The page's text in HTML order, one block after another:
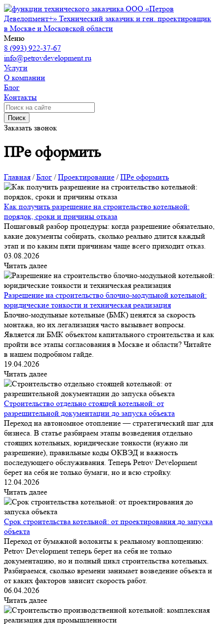
ООО «Петров
Девелопмент+» Технический заказчик и ген. проектировщик
в Москве и Московской области
Меню
8 (993) 922-37-67
info@petrovdevelopment.ru
Услуги
О компании
Блог
Контакты
Поиск
Заказать звонок
ПРе оформить
Главная /Блог /Проектирование /ПРе оформить
Как получить разрешение на строительство котельной:
порядок, сроки и причины отказа
Пошаговый разбор процедуры: когда разрешение обязательно,
какие документы собирать, сколько реально длится каждый
этап и по каким пяти причинам чаще всего приходит отказ.
03.08.2026
Читать далее
Разрешение на строительство блочно-модульной котельной:
юридические тонкости и техническая реализация
Блочно-модульные котельные (БМК) ценятся за скорость
монтажа, но их легализация часто вызывает вопросы.
Является ли БМК объектом капитального строительства и как
пройти все этапы согласования в Москве и области? Читайте
в нашем подробном гайде.
19.04.2026
Читать далее
Строительство отдельно стоящей котельной: от
разрешительной документации до запуска объекта
Переход на автономное отопление — стратегический шаг для
бизнеса. В статье разбираем этапы возведения отдельно
стоящих котельных, юридические тонкости (нужно ли
разрешение), правильные коды ОКВЭД и важность
последующего обслуживания. Теперь Petrov Development
берет на себя не только бумаги, но и всю стройку.
12.04.2026
Читать далее
Срок строительства котельной: от проектирования до запуска
объекта
Переход от бумажной волокиты к реальному воплощению:
Petrov Development теперь берет на себя не только
документацию, но и полный цикл строительства котельных.
Разбираемся, сколько времени занимает возведение объекта и
от каких факторов зависит скорость работ.
06.04.2026
Читать далее